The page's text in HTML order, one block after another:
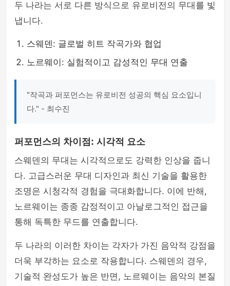
두 나라는 서로 다른 방식으로 유로비전의 무대를 빛
냅니다.
스웨덴: 글로벌 히트 작곡가와 협업
노르웨이: 실험적이고 감성적인 무대 연출
"작곡과 퍼포먼스는 유로비전 성공의 핵심 요소입니
다." - 최수진
퍼포먼스의 차이점: 시각적 요소
스웨덴의 무대는 시각적으로도 강력한 인상을 줍니
다. 고급스러운 무대 디자인과 최신 기술을 활용한
조명은 시청각적 경험을 극대화합니다. 이에 반해,
노르웨이는 종종 감정적이고 아날로그적인 접근을
통해 독특한 무드를 연출합니다.
두 나라의 이러한 차이는 각자가 가진 음악적 강점을
더욱 부각하는 요소로 작용합니다. 스웨덴의 경우,
기술적 완성도가 높은 반면, 노르웨이는 음악의 본질